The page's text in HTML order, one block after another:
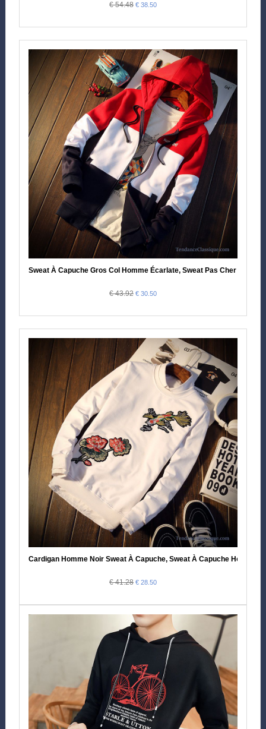
€ 54.48 € 38.50
Sweat À Capuche Gros Col Homme Écarlate, Sweat Pas Cher Homme
€ 43.92 € 30.50
Cardigan Homme Noir Sweat À Capuche, Sweat À Capuche Homme
€ 41.28 € 28.50